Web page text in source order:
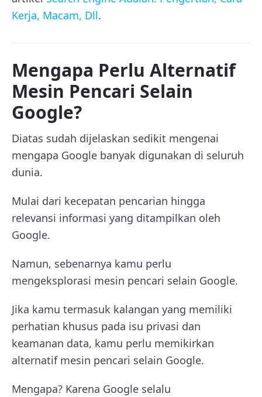
Kerja, Macam, Dll.
Mengapa Perlu Alternatif
Mesin Pencari Selain
Google?
Diatas sudah dijelaskan sedikit mengenai
mengapa Google banyak digunakan di seluruh
dunia.
Mulai dari kecepatan pencarian hingga
relevansi informasi yang ditampilkan oleh
Google.
Namun, sebenarnya kamu perlu
mengeksplorasi mesin pencari selain Google.
Jika kamu termasuk kalangan yang memiliki
perhatian khusus pada isu privasi dan
keamanan data, kamu perlu memikirkan
alternatif mesin pencari selain Google.
Mengapa? Karena Google selalu